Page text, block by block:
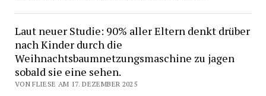
Laut neuer Studie: 90% aller Eltern denkt drüber
nach Kinder durch die
Weihnachtsbaumnetzungsmaschine zu jagen
sobald sie eine sehen.
VON FLIESE AM 17. DEZEMBER 2025